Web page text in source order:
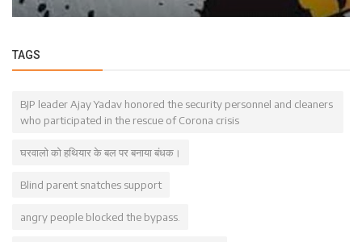
TAGS
BJP leader Ajay Yadav honored the security personnel and cleaners
who participated in the rescue of Corona crisis
घरवालो को हथियार के बल पर बनाया बंधक।
Blind parent snatches support
angry people blocked the bypass.